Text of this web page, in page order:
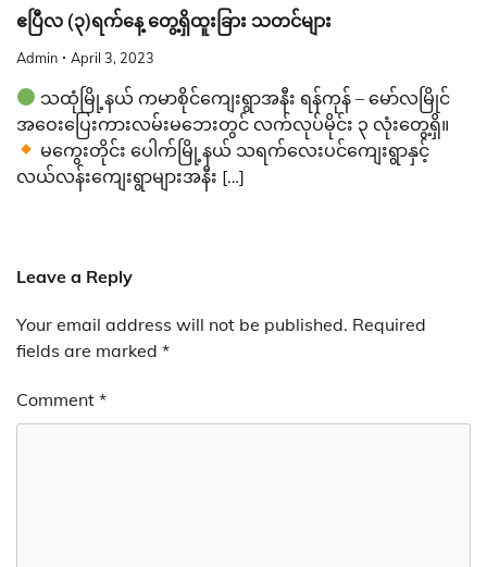
ဧပြီလ (၃)ရက်နေ့ တွေ့ရှိထူးခြား သတင်များ
Admin April 3, 2023
သထုံမြို့နယ် ကမာစိုင်ကျေးရွာအနီး ရန်ကုန် – မော်လမြိုင်
အဝေးပြေးကားလမ်းမဘေးတွင် လက်လုပ်မိုင်း ၃ လုံးတွေ့ရှိ။
မကွေးတိုင်း ပေါက်မြို့နယ် သရက်လေးပင်ကျေးရွာနှင့်
လယ်လန်းကျေးရွာများအနီး […]
Leave a Reply
Your email address will not be published. Required
fields are marked *
Comment *